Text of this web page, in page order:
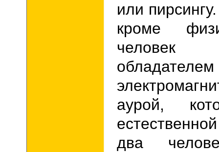
или
кроме
обладателем
аурой,
два